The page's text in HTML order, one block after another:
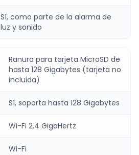
Sí, como parte de la alarma de
luz y sonido
Ranura para tarjeta MicroSD de
hasta 128 Gigabytes (tarjeta no
incluida)
Sí, soporta hasta 128 Gigabytes
Wi-Fi 2.4 GigaHertz
Wi-Fi